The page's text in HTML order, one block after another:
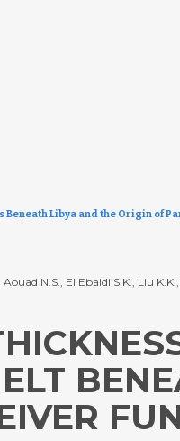
Beneath Libya and the Origin of
Aouad N.S., El Ebaidi S.K., Liu